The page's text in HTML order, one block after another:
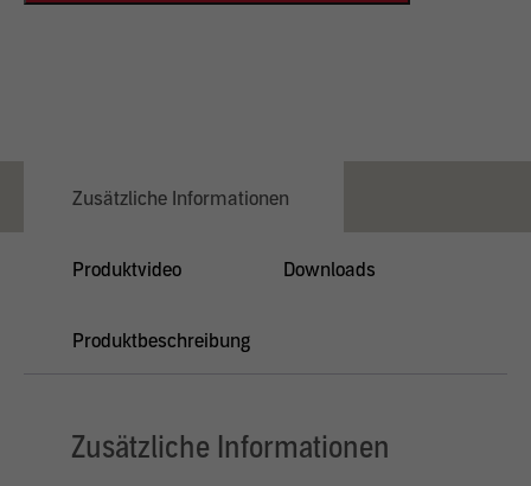
Zusätzliche Informationen
Produktvideo Downloads
Produktbeschreibung
Zusätzliche Informationen